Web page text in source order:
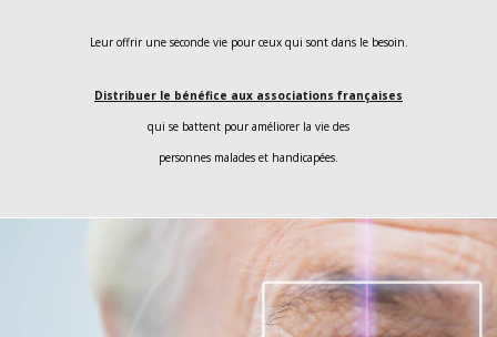
Leur offrir une seconde vie pour ceux qui sont dans le besoin.
Distribuer le bénéfice aux associations françaises
qui se battent pour améliorer la vie des
personnes malades et handicapées.